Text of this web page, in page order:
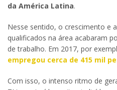
da América Latina.
Nesse sentido, o crescimento e
qualificados na área acabaram
de trabalho. Em 2017, por
empregou cerca de 415 mil
Com isso, o intenso ritmo de